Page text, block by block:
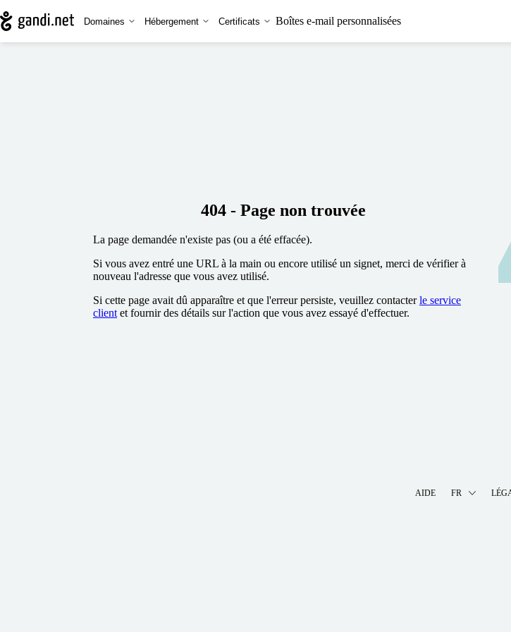
Domaines Hébergement Certificats Boîtes e-mail personnalisées
404 - Page non trouvée
La page demandée n'existe pas (ou a été effacée).
Si vous avez entré une URL à la main ou encore utilisé un signet, merci de vérifier à
nouveau l'adresse que vous avez utilisé.
Si cette page avait dû apparaître et que l'erreur persiste, veuillez contacterle service
clientet fournir des détails sur l'action que vous avez essayé d'effectuer.
AIDE FR